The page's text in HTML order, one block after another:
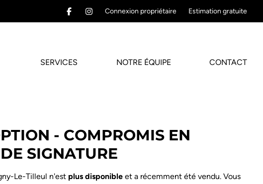
Connexion propriétaire Estimation gratuite
SERVICES NOTRE ÉQUIPE CONTACT
- COMPROMIS EN
SIGNATURE
Le-Tilleul n'est plus disponible et a récemment été vendu. Vous